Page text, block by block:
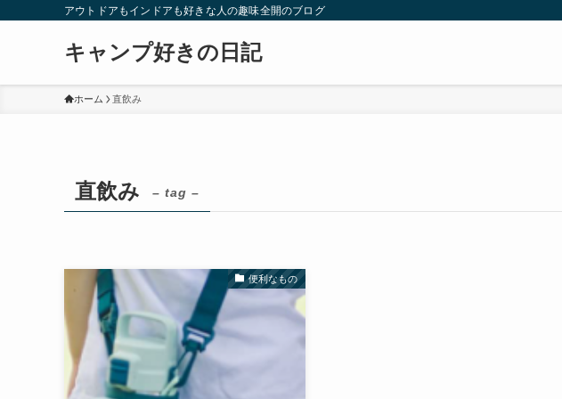
アウトドアもインドアも好きな人の趣味全開のブログ
キャンプ好きの日記
ホーム 直飲み
直飲み – tag –
便利なもの